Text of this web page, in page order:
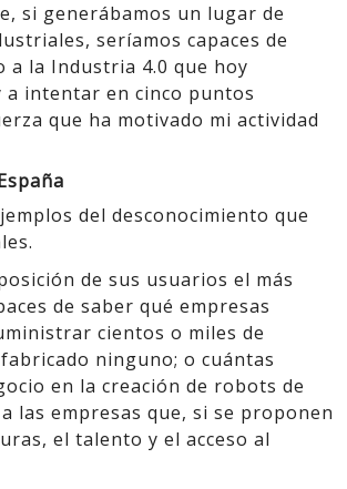
si generábamos un lugar de
seríamos capaces de
a la Industria 4.0 que hoy
a intentar en cinco puntos
que ha motivado mi actividad
del desconocimiento que
de sus usuarios el más
de saber qué empresas
cientos o miles de
ninguno; o cuántas
en la creación de robots de
las empresas que, si se proponen
el talento y el acceso al